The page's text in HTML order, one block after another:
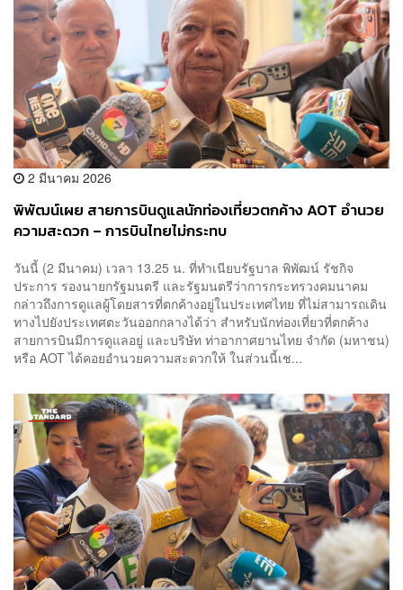
2 มีนาคม 2026
พิพัฒน์เผย สายการบินดูแลนักท่องเที่ยวตกค้าง AOT อำนวย
ความสะดวก – การบินไทยไม่กระทบ
วันนี้ (2 มีนาคม) เวลา 13.25 น. ที่ทำเนียบรัฐบาล พิพัฒน์ รัชกิจ
ประการ รองนายกรัฐมนตรี และรัฐมนตรีว่าการกระทรวงคมนาคม
กล่าวถึงการดูแลผู้โดยสารที่ตกค้างอยู่ในประเทศไทย ที่ไม่สามารถเดิน
ทางไปยังประเทศตะวันออกกลางได้ว่า สำหรับนักท่องเที่ยวที่ตกค้าง
สายการบินมีการดูแลอยู่ และบริษัท ท่าอากาศยานไทย จำกัด (มหาชน)
หรือ AOT ได้คอยอำนวยความสะดวกให้ ในส่วนนี้เช...